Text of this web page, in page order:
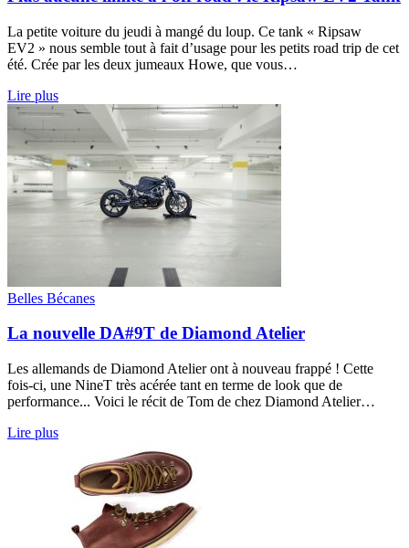
La petite voiture du jeudi à mangé du loup. Ce tank « Ripsaw
EV2 » nous semble tout à fait d’usage pour les petits road trip de cet
été. Crée par les deux jumeaux Howe, que vous…
Lire plus
Belles Bécanes
La nouvelle DA#9T de Diamond Atelier
Les allemands de Diamond Atelier ont à nouveau frappé ! Cette
fois-ci, une NineT très acérée tant en terme de look que de
performance... Voici le récit de Tom de chez Diamond Atelier…
Lire plus